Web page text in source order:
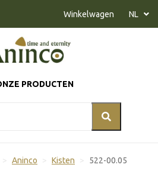
PRODUCTEN
Winkelwagen NL
Aninco Kisten 522-00.05